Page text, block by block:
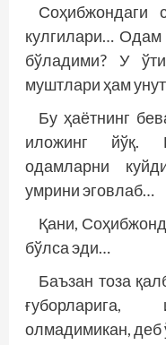
Соҳибжондаги
кулгилари…
бўладими? У
муштлари ҳам
Бу ҳаётнинг
иложинг йўқ.
одамларни
умрини эговлаб…
Қани,
бўлса эди…
Баъзан тоза
ғуборларига,
олмадимикан, деб